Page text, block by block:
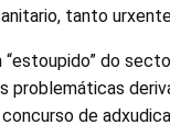
tanto
“estoupido” do
problemáticas
de